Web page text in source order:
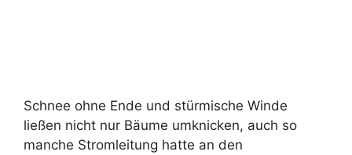
Schnee ohne Ende und stürmische Winde
ließen nicht nur Bäume umknicken, auch so
manche Stromleitung hatte an den